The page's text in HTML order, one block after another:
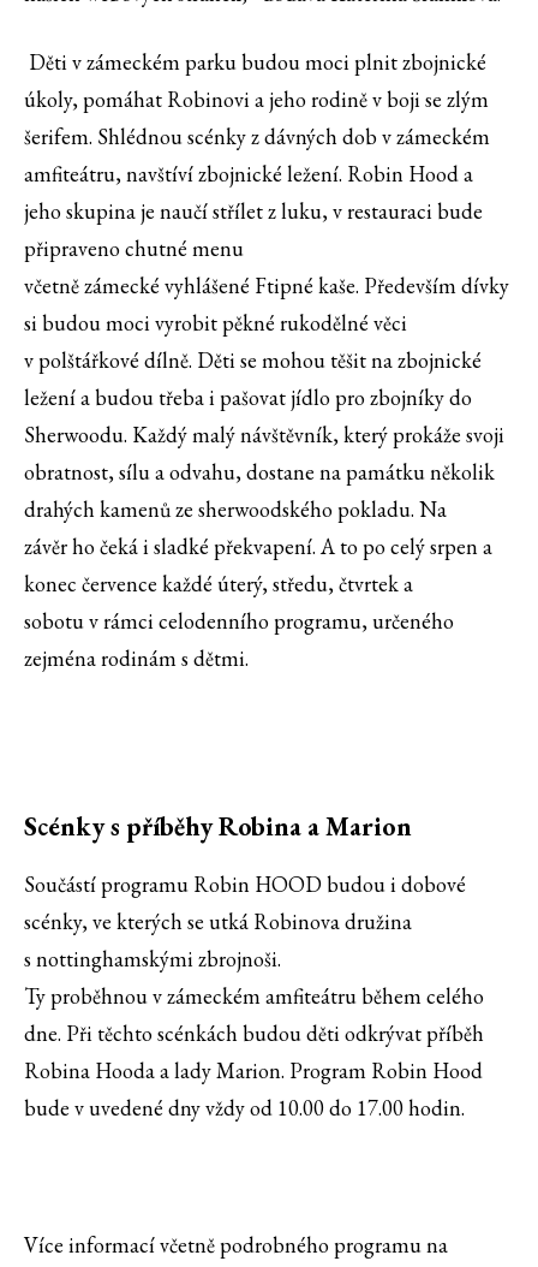
Děti v zámeckém parku budou moci plnit zbojnické
úkoly, pomáhat Robinovi a jeho rodině v boji se zlým
šerifem. Shlédnou scénky z dávných dob v zámeckém
amfiteátru, navštíví zbojnické ležení. Robin Hood a
jeho skupina je naučí střílet z luku, v restauraci bude
připraveno chutné menu
včetně zámecké vyhlášené Ftipné kaše. Především dívky
si budou moci vyrobit pěkné rukodělné věci
v polštářkové dílně. Děti se mohou těšit na zbojnické
ležení a budou třeba i pašovat jídlo pro zbojníky do
Sherwoodu. Každý malý návštěvník, který prokáže svoji
obratnost, sílu a odvahu, dostane na památku několik
drahých kamenů ze sherwoodského pokladu. Na
závěr ho čeká i sladké překvapení. A to po celý srpen a
konec července každé úterý, středu, čtvrtek a
sobotu v rámci celodenního programu, určeného
zejména rodinám s dětmi.
Scénky s příběhy Robina a Marion
Součástí programu Robin HOOD budou i dobové
scénky, ve kterých se utká Robinova družina
s nottinghamskými zbrojnoši.
Ty proběhnou v zámeckém amfiteátru během celého
dne. Při těchto scénkách budou děti odkrývat příběh
Robina Hooda a lady Marion. Program Robin Hood
bude v uvedené dny vždy od 10.00 do 17.00 hodin.
Více informací včetně podrobného programu na